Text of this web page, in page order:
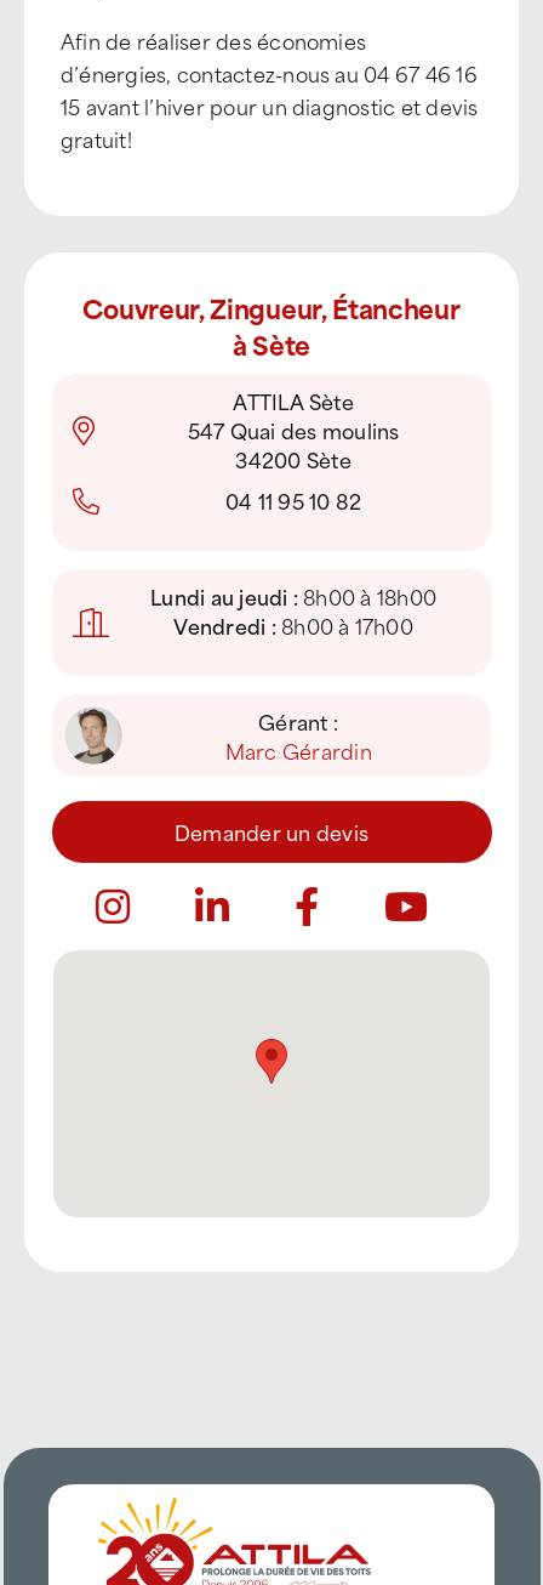
Afin de réaliser des économies
d’énergies, contactez-nous au 04 67 46 16
15 avant l’hiver pour un diagnostic et devis
gratuit!
Couvreur, Zingueur, Étancheur
à Sète
ATTILA Sète
547 Quai des moulins
34200 Sète
04 11 95 10 82
Lundi au jeudi :8h00 à 18h00
Vendredi :8h00 à 17h00
Gérant :
Marc Gérardin
Demander un devis